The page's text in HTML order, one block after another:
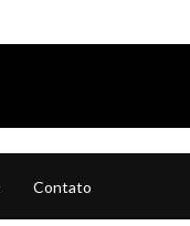
Contato